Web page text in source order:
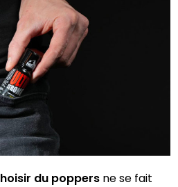
du poppers ne se fait